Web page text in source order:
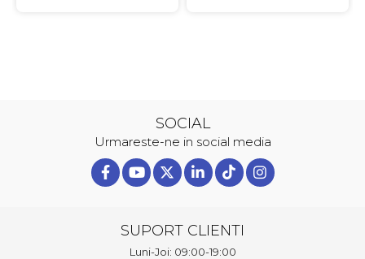
SOCIAL
Urmareste-ne in social media
SUPORT CLIENTI
Luni-Joi: 09:00-19:00